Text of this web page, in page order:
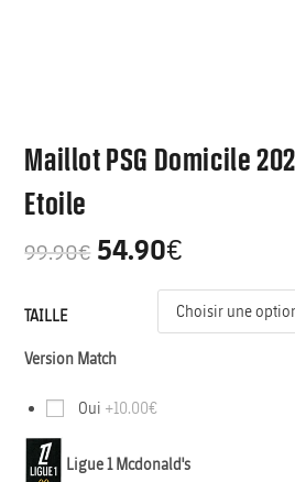
Maillot PSG Domicile
Etoile
99.90€ 54.90€
TAILLE
Version Match
Oui +10.00€
Ligue 1 Mcdonald's